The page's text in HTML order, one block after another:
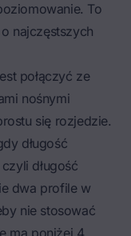
To
najczęstszych
połączyć ze
nośnymi
się rozjedzie.
długość
długość
dwa profile w
nie stosować